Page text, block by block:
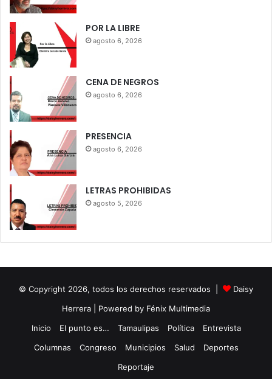
POR LA LIBRE
agosto 6, 2026
CENA DE NEGROS
agosto 6, 2026
PRESENCIA
agosto 6, 2026
LETRAS PROHIBIDAS
agosto 5, 2026
© Copyright 2026, todos los derechos reservados |
Daisy
Herrera | Powered by Fénix Multimedia
Inicio
El punto es… Tamaulipas Política
Entrevista
Columnas
Congreso Municipios Salud
Deportes
Reportaje